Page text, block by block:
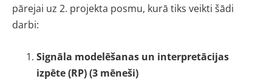
pārejai uz 2. projekta posmu, kurā tiks veikti šādi
darbi:
Signāla modelēšanas un interpretācijas
izpēte (RP) (3 mēneši)